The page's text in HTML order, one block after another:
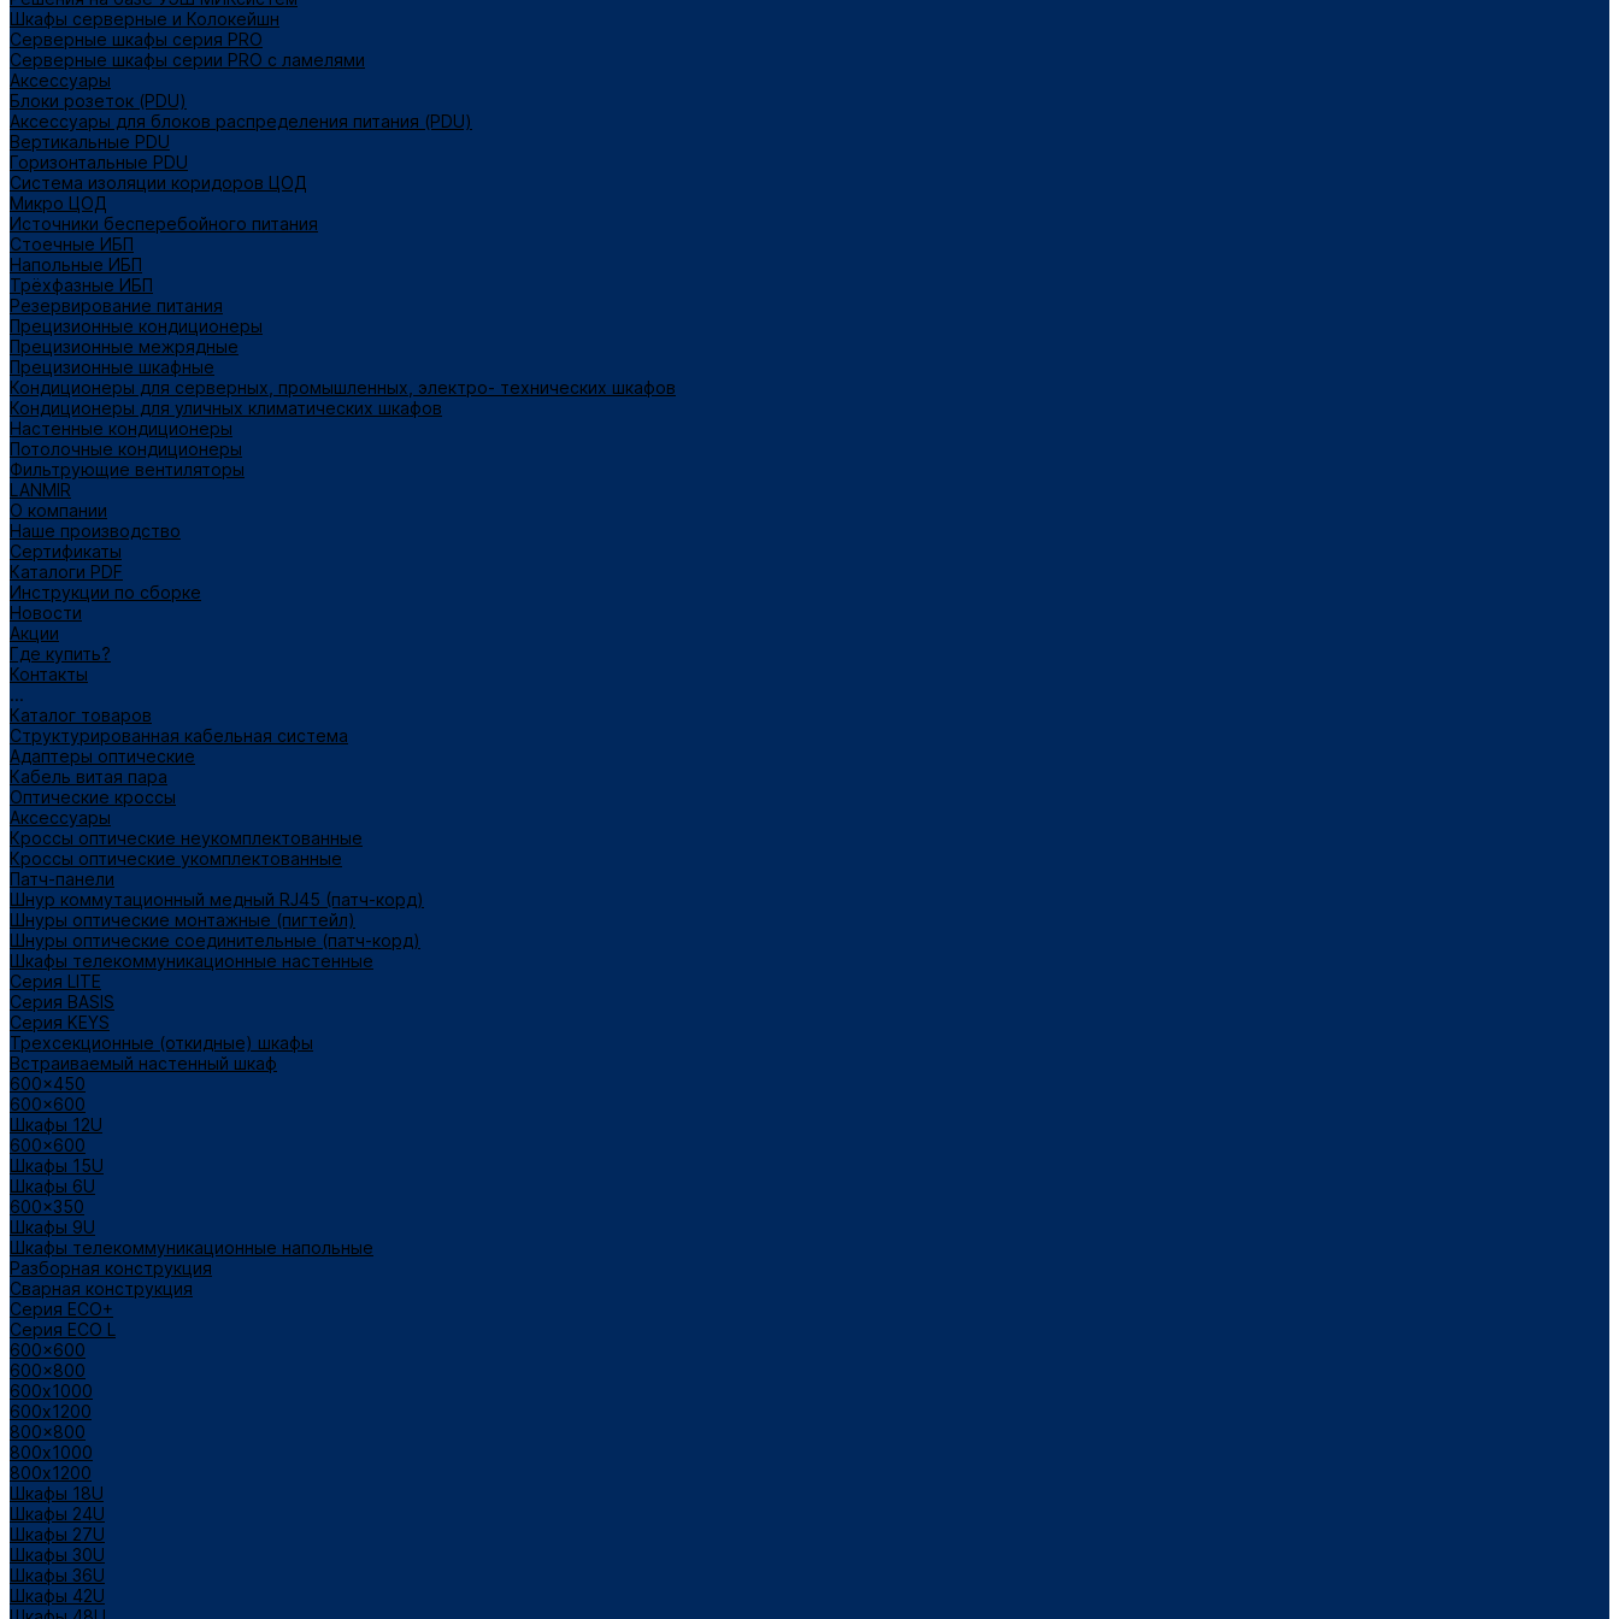
Шкафы серверные и Колокейшн
Серверные шкафы серия PRO
Серверные шкафы серии PRO с ламелями
Аксессуары
Блоки розеток (PDU)
Аксессуары для блоков распределения питания (PDU)
Вертикальные PDU
Горизонтальные PDU
Система изоляции коридоров ЦОД
Микро ЦОД
Источники бесперебойного питания
Стоечные ИБП
Напольные ИБП
Трёхфазные ИБП
Резервирование питания
Прецизионные кондиционеры
Прецизионные межрядные
Прецизионные шкафные
Кондиционеры для серверных, промышленных, электро- технических шкафов
Кондиционеры для уличных климатических шкафов
Настенные кондиционеры
Потолочные кондиционеры
Фильтрующие вентиляторы
LANMIR
О компании
Наше производство
Сертификаты
Каталоги PDF
Инструкции по сборке
Новости
Акции
Где купить?
Контакты
...
Каталог товаров
Структурированная кабельная система
Адаптеры оптические
Кабель витая пара
Оптические кроссы
Аксессуары
Кроссы оптические неукомплектованные
Кроссы оптические укомплектованные
Патч-панели
Шнур коммутационный медный RJ45 (патч-корд)
Шнуры оптические монтажные (пигтейл)
Шнуры оптические соединительные (патч-корд)
Шкафы телекоммуникационные настенные
Cерия LITE
Cерия BASIS
Cерия KEYS
Трехсекционные (откидные) шкафы
Встраиваемый настенный шкаф
600x450
600x600
Шкафы 12U
600x600
Шкафы 15U
Шкафы 6U
600x350
Шкафы 9U
Шкафы телекоммуникационные напольные
Разборная конструкция
Сварная конструкция
Серия ECO+
Серия ECO L
600x600
600x800
600х1000
600х1200
800x800
800х1000
800х1200
Шкафы 18U
Шкафы 24U
Шкафы 27U
Шкафы 30U
Шкафы 36U
Шкафы 42U